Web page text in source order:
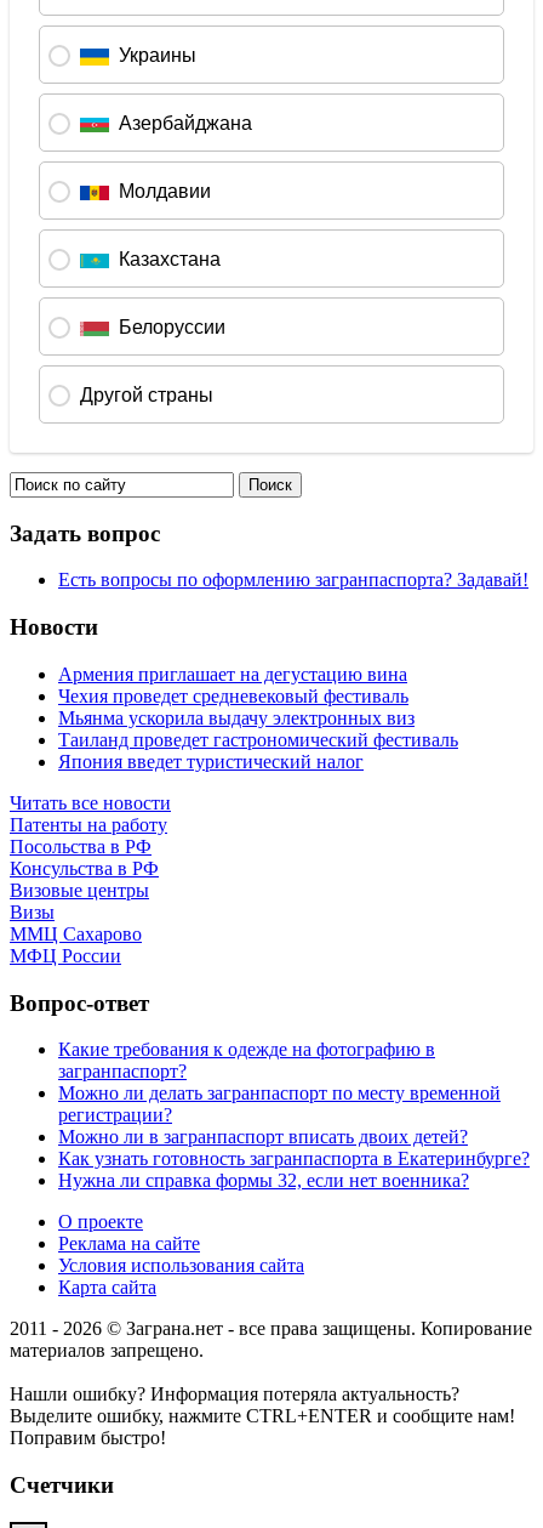
Задать вопрос
Есть вопросы по оформлению загранпаспорта? Задавай!
Новости
Армения приглашает на дегустацию вина
Чехия проведет средневековый фестиваль
Мьянма ускорила выдачу электронных виз
Таиланд проведет гастрономический фестиваль
Япония введет туристический налог
Читать все новости
Патенты на работу
Посольства в РФ
Консульства в РФ
Визовые центры
Визы
ММЦ Сахарово
МФЦ России
Вопрос-ответ
Какие требования к одежде на фотографию в
загранпаспорт?
Можно ли делать загранпаспорт по месту временной
регистрации?
Можно ли в загранпаспорт вписать двоих детей?
Как узнать готовность загранпаспорта в Екатеринбурге?
Нужна ли справка формы 32, если нет военника?
О проекте
Реклама на сайте
Условия использования сайта
Карта сайта
2011 - 2026 © Заграна.нет - все права защищены. Копирование
материалов запрещено.
Нашли ошибку? Информация потеряла актуальность?
Выделите ошибку, нажмите CTRL+ENTER и сообщите нам!
Поправим быстро!
Счетчики